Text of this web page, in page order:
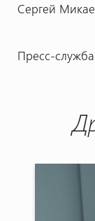
Сергей
Пресс-